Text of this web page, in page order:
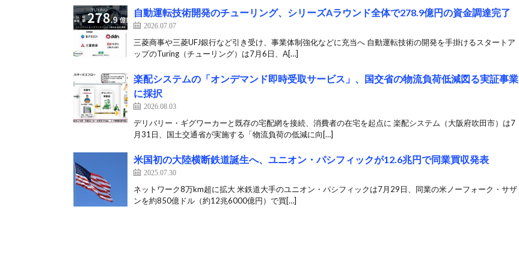
自動運転技術開発のチューリング、シリーズAラウンド全体で278.9億円の資金調達完了
2026.07.07
三菱商事や三菱UFJ銀行など引き受け、事業体制強化などに充当へ 自動運転技術の開発を手掛けるスタートア
ップのTuring（チューリング）は7月6日、A[…]
楽配システムの「オンデマンド即時受取サービス」、国交省の物流負荷低減図る実証事業
に採択
2026.08.03
デリバリー・ギグワーカーと既存の宅配網を接続、消費者の在宅を起点に 楽配システム（大阪府吹田市）は7
月31日、国土交通省が実施する「物流負荷の低減に向[…]
米国初の大陸横断鉄道誕生へ、ユニオン・パシフィックが12.6兆円で同業買収発表
2025.07.30
ネットワーク8万km超に拡大 米鉄道大手のユニオン・パシフィックは7月29日、同業の米ノーフォーク・サザ
ンを約850億ドル（約12兆6000億円）で買[…]